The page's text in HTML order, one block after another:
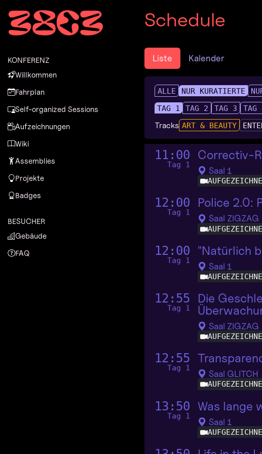
Zum Inhalt
Zum Footer
KONFERENZ
Willkommen
Fahrplan
Self-organized Sessions
Aufzeichnungen
Wiki
Assemblies
Projekte
Badges
BESUCHER
Gebäude
FAQ
Schedule
Liste Kalender
ALLE NUR KURATIERTE
TAG 1
TAG 2 TAG 3 TAG
Tracks ART & BEAUTY
11:00
Tag 1
Correctiv-
Saal 1
12:00
Tag 1
Police 2.0:
Saal ZIGZAG
12:00
Tag 1
"Natürlich
Saal 1
12:55
Tag 1
Die
Saal ZIGZAG
12:55
Tag 1
Saal GLITCH
13:50
Tag 1
Was lange
Saal 1